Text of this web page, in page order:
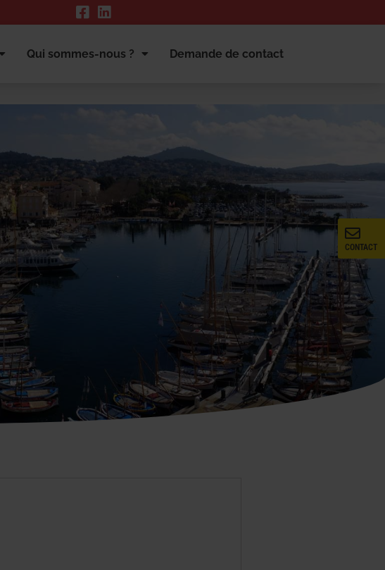
Qui sommes-nous ? Demande de contact
CONTACT